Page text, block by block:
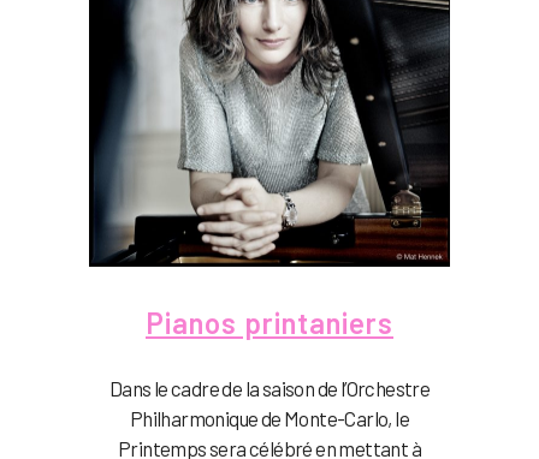
Pianos printaniers
Dans le cadre de la saison de l’Orchestre
Philharmonique de Monte-Carlo, le
Printemps sera célébré en mettant à